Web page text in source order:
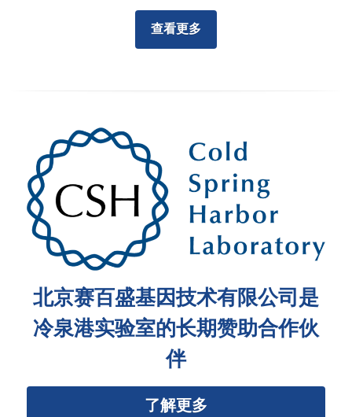
查看更多
北京赛百盛基因技术有限公司是
冷泉港实验室的长期赞助合作伙
伴
了解更多